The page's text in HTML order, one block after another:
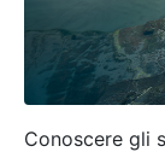
Conoscere gli